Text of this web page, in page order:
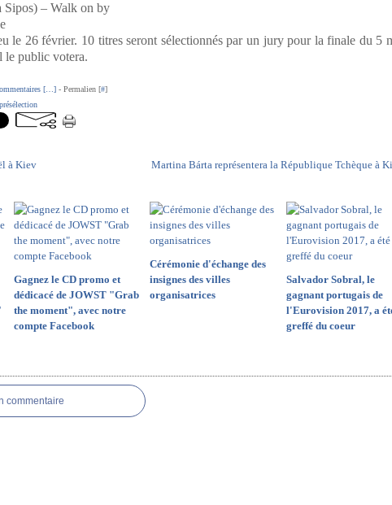
– Walk on by
le 26 février. 10 titres seront sélectionnés par un jury pour la finale du 5
le public votera.
[ ] - Permalien [#]
présélection
à Kiev Martina Bárta représentera la République Tchèque à
Gagnez le CD promo et
dédicacé de JOWST "Grab
the moment", avec notre
compte Facebook
Cérémonie d'échange des
insignes des villes
organisatrices
Salvador Sobral, le
gagnant portugais de
l'Eurovision 2017, a
greffé du coeur
commentaire